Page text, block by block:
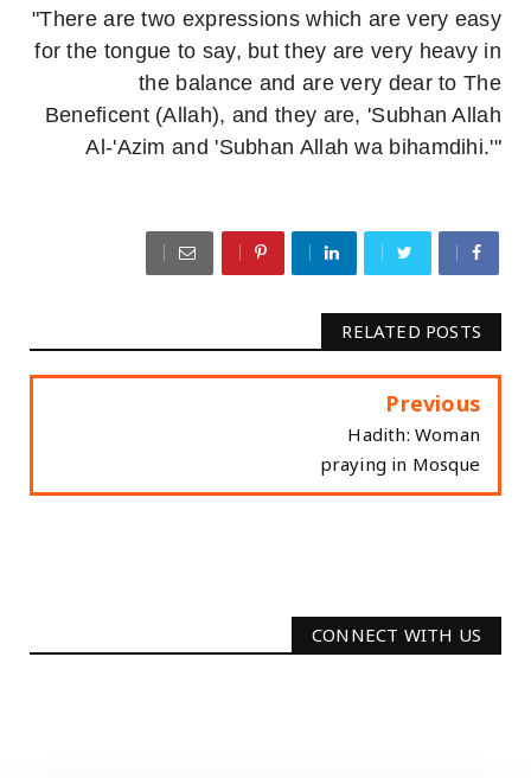
"There are two expressions which are very easy
for the tongue to say, but they are very heavy in
the balance and are very dear to The
Beneficent (Allah), and they are, 'Subhan Allah
Al-'Azim and 'Subhan Allah wa bihamdihi.'"
RELATED POSTS
Previous
Hadith: Woman
praying in Mosque
CONNECT WITH US